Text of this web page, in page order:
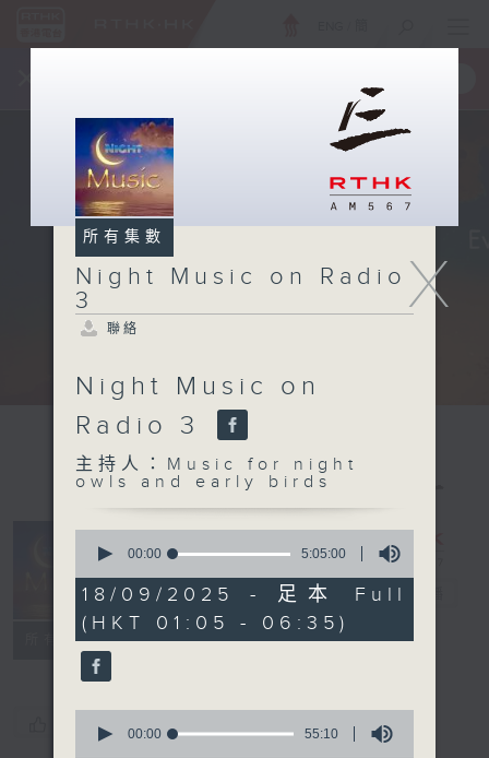
所有集數
on Radio 3
電台直播
聯絡
您喜歡這個節目嗎?
X
所有集數
Night Music on Radio
3
聯絡
Night Music on
Radio 3
主持人：Music for night
owls and early birds
seconds
5
hours,
5
minutes,
0
seconds
00:00 5:05:00
18/09/2025 - 足本 Full
(HKT 01:05 - 06:35)
seconds
00:00 55:10